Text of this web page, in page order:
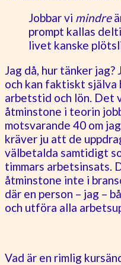
Jobbar vi mindre
prompt kallas
livet kanske
Jag då, hur tänker
och kan faktiskt själva
arbetstid och lön. Det
åtminstone i teorin
motsvarande 40 om
kräver ju att de
välbetalda samtidigt
timmars arbetsinsats.
åtminstone inte i
där en person – jag –
och utföra alla
Vad är en rimlig